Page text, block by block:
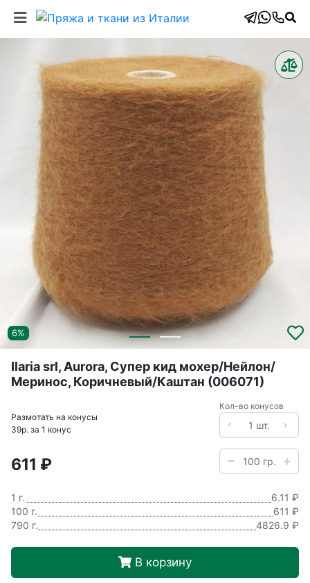
6%
Ilaria srl, Aurora, Супер кид мохер/Нейлон/
Меринос, Коричневый/Каштан (006071)
Размотать на конусы
39р. за 1 конус
Кол-во конусов
611 ₽
1 г.
6.11 ₽
100 г.
611 ₽
790 г.
4826.9 ₽
В корзину